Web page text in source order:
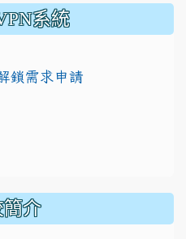
系統
鎖需求申請
介